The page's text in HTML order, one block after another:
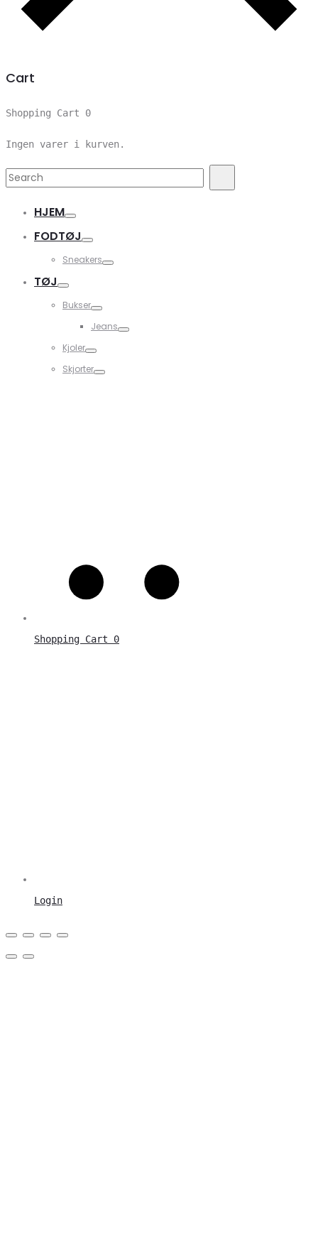
Cart
Shopping Cart 0
Ingen varer i kurven.
Search
HJEM
FODTØJ
Sneakers
TØJ
Bukser
Jeans
Kjoler
Skjorter
Shopping Cart 0
Login